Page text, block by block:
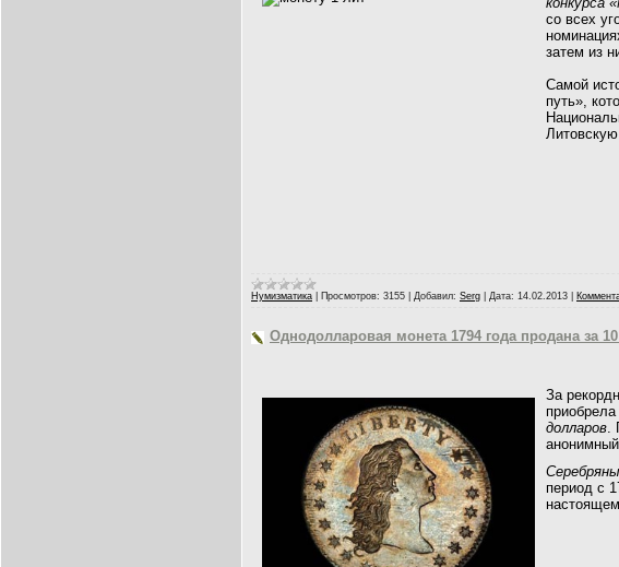
со всех
затем из
Самой
путь»,
Нумизматика Просмотров: 3155 Добавил: Serg Дата: 14.02.2013
Однодолларовая монета 1794 года продана за
За
долларов
период с